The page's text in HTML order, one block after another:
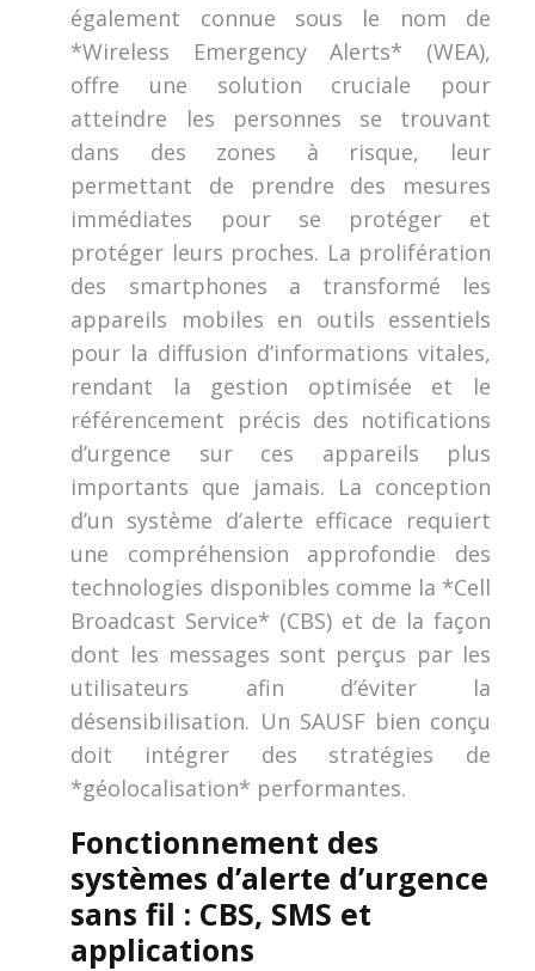
également connue sous le nom de
*Wireless Emergency Alerts* (WEA),
offre une solution cruciale pour
atteindre les personnes se trouvant
dans des zones à risque, leur
permettant de prendre des mesures
immédiates pour se protéger et
protéger leurs proches. La prolifération
des smartphones a transformé les
appareils mobiles en outils essentiels
pour la diffusion d’informations vitales,
rendant la gestion optimisée et le
référencement précis des notifications
d’urgence sur ces appareils plus
importants que jamais. La conception
d’un système d’alerte efficace requiert
une compréhension approfondie des
technologies disponibles comme la *Cell
Broadcast Service* (CBS) et de la façon
dont les messages sont perçus par les
utilisateurs afin d’éviter la
désensibilisation. Un SAUSF bien conçu
doit intégrer des stratégies de
*géolocalisation* performantes.
Fonctionnement des
systèmes d’alerte d’urgence
sans fil : CBS, SMS et
applications